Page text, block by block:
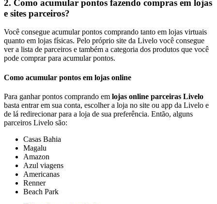
2. Como acumular pontos fazendo compras em lojas
e sites parceiros?
Você consegue acumular pontos comprando tanto em lojas virtuais
quanto em lojas físicas. Pelo próprio site da Livelo você consegue
ver a lista de parceiros e também a categoria dos produtos que você
pode comprar para acumular pontos.
Como acumular pontos em lojas online
Para ganhar pontos comprando em lojas online parceiras Livelo
basta entrar em sua conta, escolher a loja no site ou app da Livelo e
de lá redirecionar para a loja de sua preferência. Então, alguns
parceiros Livelo são:
Casas Bahia
Magalu
Amazon
Azul viagens
Americanas
Renner
Beach Park